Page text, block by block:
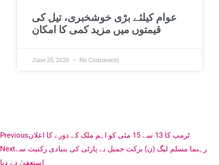
عوام کیلئے بڑی خوشخبری، تیل کی
قیمتوں میں مزید کمی کا امکان
June 25, 2026 No Comments
Previous
ٹرمپ کا 13 سے 15 مئی کو اہم ملک کے دورے کا اعلان
Nextرہنما مسلم لیگ (ن) برکت جمیل نے پارٹی کی بنیادی رکنیت سے
استعفیٰ دے دیا